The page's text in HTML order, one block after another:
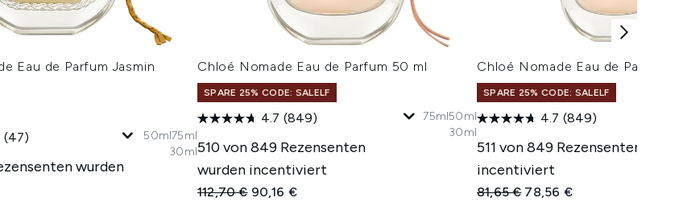
Eau de Parfum Jasmin
(47)
wurden
50ml75ml
30ml
Chloé Nomade Eau de Parfum 50 ml
SPARE 25% CODE: SALELF
4.7 (849)
510 von 849 Rezensenten
wurden incentiviert
Unverbindliche Preisempfehlung:
112,70 € Aktueller Preis:
90,16 €
75ml50ml
30ml
Chloé Nomade Eau de Parfum
SPARE 25% CODE: SALELF
4.7 (849)
511 von 849 Rezensenten
incentiviert
Unverbindliche Preisempfehlung:
81,65 € Aktueller Preis:
78,56 €